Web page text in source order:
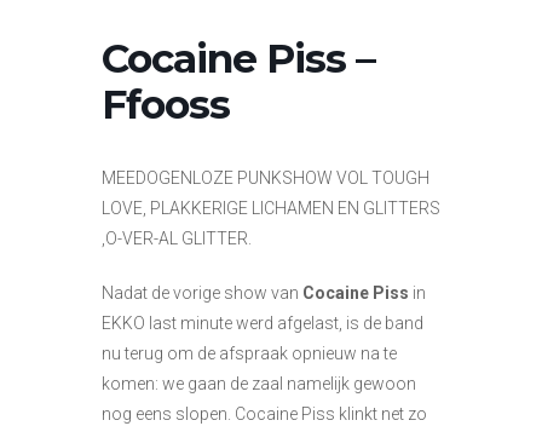
Cocaine Piss –
Ffooss
MEEDOGENLOZE PUNKSHOW VOL TOUGH
LOVE, PLAKKERIGE LICHAMEN EN GLITTERS
,O-VER-AL GLITTER.
Nadat de vorige show van Cocaine Piss in
EKKO last minute werd afgelast, is de band
nu terug om de afspraak opnieuw na te
komen: we gaan de zaal namelijk gewoon
nog eens slopen. Cocaine Piss klinkt net zo